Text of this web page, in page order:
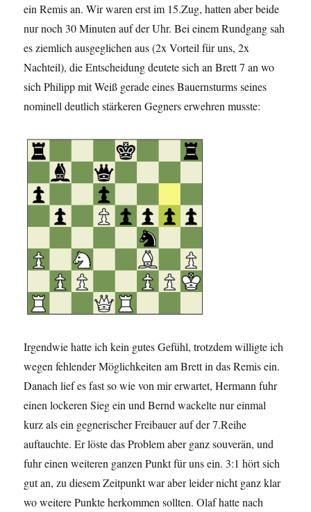
ein Remis an. Wir waren erst im 15.Zug, hatten aber beide
nur noch 30 Minuten auf der Uhr. Bei einem Rundgang sah
es ziemlich ausgeglichen aus (2x Vorteil für uns, 2x
Nachteil), die Entscheidung deutete sich an Brett 7 an wo
sich Philipp mit Weiß gerade eines Bauernsturms seines
nominell deutlich stärkeren Gegners erwehren musste:
Irgendwie hatte ich kein gutes Gefühl, trotzdem willigte ich
wegen fehlender Möglichkeiten am Brett in das Remis ein.
Danach lief es fast so wie von mir erwartet, Hermann fuhr
einen lockeren Sieg ein und Bernd wackelte nur einmal
kurz als ein gegnerischer Freibauer auf der 7.Reihe
auftauchte. Er löste das Problem aber ganz souverän, und
fuhr einen weiteren ganzen Punkt für uns ein. 3:1 hört sich
gut an, zu diesem Zeitpunkt war aber leider nicht ganz klar
wo weitere Punkte herkommen sollten. Olaf hatte nach